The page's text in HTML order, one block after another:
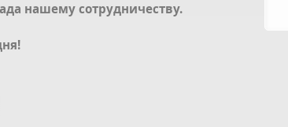
нашему сотрудничеству.